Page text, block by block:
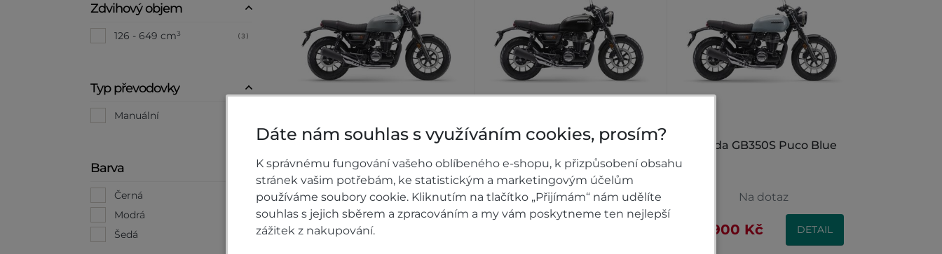
Zdvihový objem
126 - 649 cm³ (3)
Typ převodovky
Manuální
Barva
Černá
Modrá
Šedá
Honda GB350S Pearl Deep
Mud Grey
Skladem
109 900 Kč
Honda GB350S Gunmetal
Black Metallic
Na dotaz
Honda GB350S Puco Blue
Na dotaz
109 900 Kč DETAIL
Dáte nám souhlas s využíváním cookies, prosím?
K správnému fungování vašeho oblíbeného e-shopu, k přizpůsobení obsahu
stránek vašim potřebám, ke statistickým a marketingovým účelům
používáme soubory cookie. Kliknutím na tlačítko „Přijímám“ nám udělíte
souhlas s jejich sběrem a zpracováním a my vám poskytneme ten nejlepší
zážitek z nakupování.